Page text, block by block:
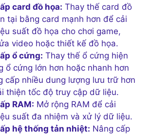
card đồ họa: Thay thế card đồ
tại bằng card mạnh hơn để cải
suất đồ họa cho chơi game,
video hoặc thiết kế đồ họa.
ổ cứng: Thay thế ổ cứng hiện
ổ cứng lớn hơn hoặc nhanh hơn
cấp nhiều dung lượng lưu trữ hơn
thiện tốc độ truy cập dữ liệu.
RAM: Mở rộng RAM để cải
suất đa nhiệm và xử lý dữ liệu.
hệ thống tản nhiệt: Nâng cấp